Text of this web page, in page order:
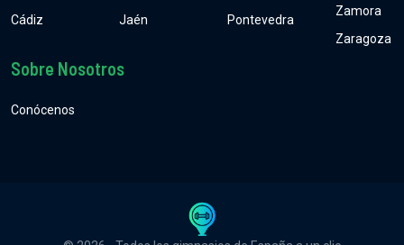
Cádiz
Jaén
Pontevedra
Zamora
Zaragoza
Sobre Nosotros
Conócenos